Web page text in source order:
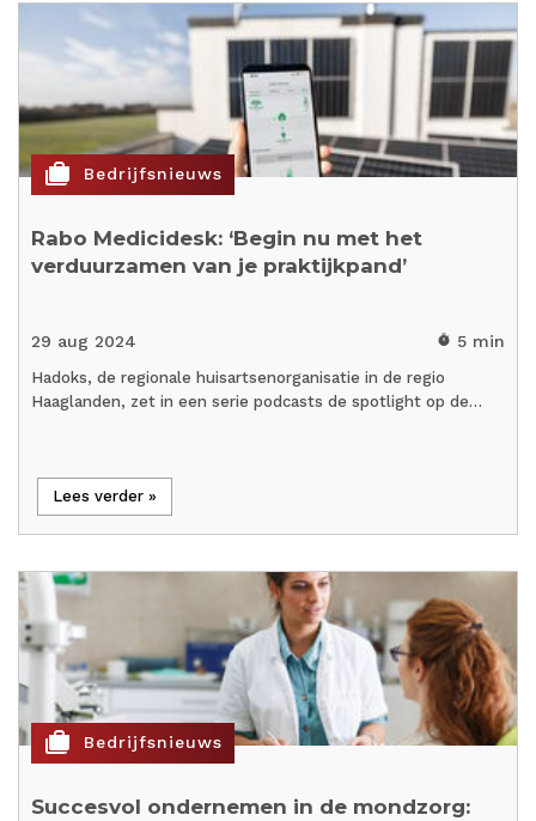
cases Bedrijfsnieuws
Rabo Medicidesk: ‘Begin nu met het
verduurzamen van je praktijkpand’
29 aug 2024 timer 5 min
Hadoks, de regionale huisartsenorganisatie in de regio
Haaglanden, zet in een serie podcasts de spotlight op de…
Lees verder »
cases Bedrijfsnieuws
Succesvol ondernemen in de mondzorg: